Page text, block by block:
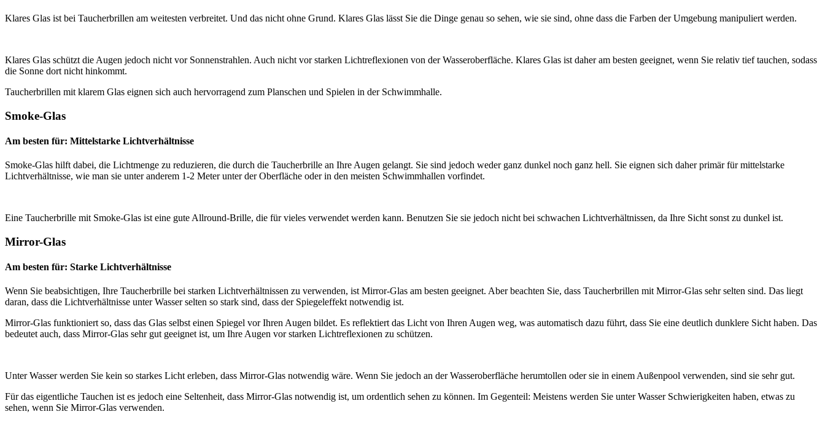
Klares Glas ist bei Taucherbrillen am weitesten verbreitet. Und das nicht ohne Grund. Klares Glas lässt Sie die Dinge genau so sehen, wie sie sind, ohne dass die Farben der Umgebung manipuliert werden.
Klares Glas schützt die Augen jedoch nicht vor Sonnenstrahlen. Auch nicht vor starken Lichtreflexionen von der Wasseroberfläche. Klares Glas ist daher am besten geeignet, wenn Sie relativ tief tauchen, sodass
die Sonne dort nicht hinkommt.
Taucherbrillen mit klarem Glas eignen sich auch hervorragend zum Planschen und Spielen in der Schwimmhalle.
Smoke-Glas
Am besten für: Mittelstarke Lichtverhältnisse
Smoke-Glas hilft dabei, die Lichtmenge zu reduzieren, die durch die Taucherbrille an Ihre Augen gelangt. Sie sind jedoch weder ganz dunkel noch ganz hell. Sie eignen sich daher primär für mittelstarke
Lichtverhältnisse, wie man sie unter anderem 1-2 Meter unter der Oberfläche oder in den meisten Schwimmhallen vorfindet.
Eine Taucherbrille mit Smoke-Glas ist eine gute Allround-Brille, die für vieles verwendet werden kann. Benutzen Sie sie jedoch nicht bei schwachen Lichtverhältnissen, da Ihre Sicht sonst zu dunkel ist.
Mirror-Glas
Am besten für: Starke Lichtverhältnisse
Wenn Sie beabsichtigen, Ihre Taucherbrille bei starken Lichtverhältnissen zu verwenden, ist Mirror-Glas am besten geeignet. Aber beachten Sie, dass Taucherbrillen mit Mirror-Glas sehr selten sind. Das liegt
daran, dass die Lichtverhältnisse unter Wasser selten so stark sind, dass der Spiegeleffekt notwendig ist.
Mirror-Glas funktioniert so, dass das Glas selbst einen Spiegel vor Ihren Augen bildet. Es reflektiert das Licht von Ihren Augen weg, was automatisch dazu führt, dass Sie eine deutlich dunklere Sicht haben. Das
bedeutet auch, dass Mirror-Glas sehr gut geeignet ist, um Ihre Augen vor starken Lichtreflexionen zu schützen.
Unter Wasser werden Sie kein so starkes Licht erleben, dass Mirror-Glas notwendig wäre. Wenn Sie jedoch an der Wasseroberfläche herumtollen oder sie in einem Außenpool verwenden, sind sie sehr gut.
Für das eigentliche Tauchen ist es jedoch eine Seltenheit, dass Mirror-Glas notwendig ist, um ordentlich sehen zu können. Im Gegenteil: Meistens werden Sie unter Wasser Schwierigkeiten haben, etwas zu
sehen, wenn Sie Mirror-Glas verwenden.